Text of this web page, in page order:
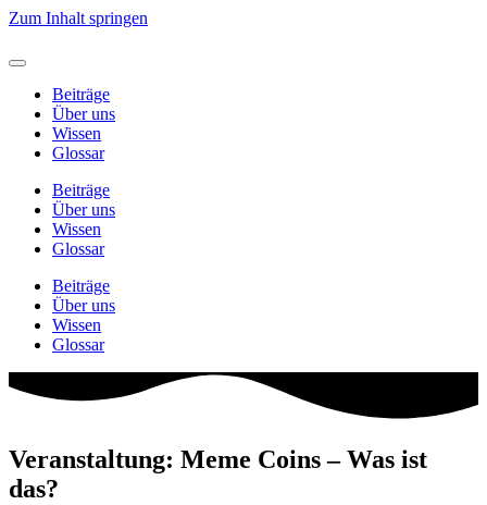
Zum Inhalt springen
Beiträge
Über uns
Wissen
Glossar
Beiträge
Über uns
Wissen
Glossar
Beiträge
Über uns
Wissen
Glossar
Veranstaltung: Meme Coins – Was ist
das?